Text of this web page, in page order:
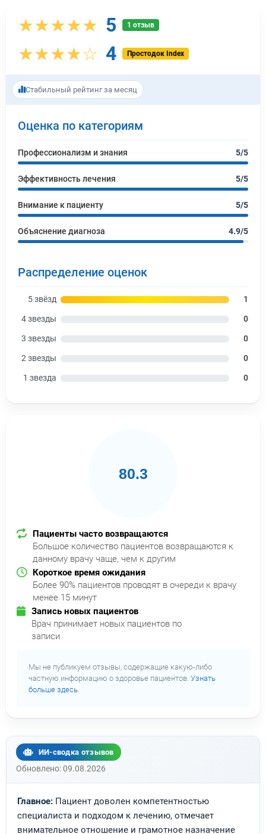
★★★★★ 5 1 отзыв
★★★★☆ 4 Простодок Index
Стабильный рейтинг за месяц
Оценка по категориям
Профессионализм и знания 5/5
Эффективность лечения 5/5
Внимание к пациенту 5/5
Объяснение диагноза 4.9/5
Распределение оценок
5 звёзд 1
4 звезды 0
3 звезды 0
2 звезды 0
1 звезда 0
80.3
Пациенты часто возвращаются
Большое количество пациентов возвращаются к
данному врачу чаще, чем к другим
Короткое время ожидания
Более 90% пациентов проводят в очереди к врачу
менее 15 минут
Запись новых пациентов
Врач принимает новых пациентов по
записи
Мы не публикуем отзывы, содержащие какую-либо
частную информацию о здоровье пациентов. Узнать
больше здесь.
ИИ-сводка отзывов
Обновлено: 09.08.2026
Главное: Пациент доволен компетентностью
специалиста и подходом к лечению, отмечает
внимательное отношение и грамотное назначение